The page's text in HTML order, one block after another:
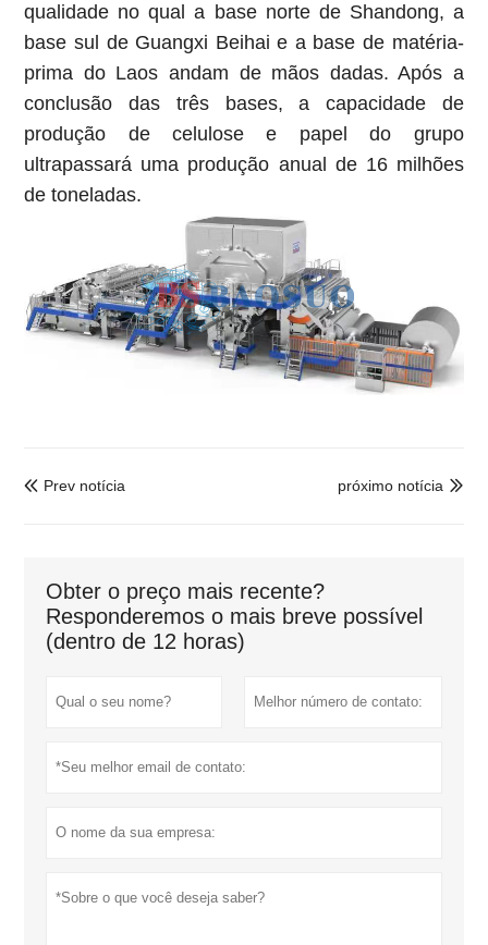
qualidade no qual a base norte de Shandong, a
base sul de Guangxi Beihai e a base de matéria-
prima do Laos andam de mãos dadas. Após a
conclusão das três bases, a capacidade de
produção de celulose e papel do grupo
ultrapassará uma produção anual de 16 milhões
de toneladas.
 Prev notícia 
próximo notícia
Obter o preço mais recente?
Responderemos o mais breve possível
(dentro de 12 horas)